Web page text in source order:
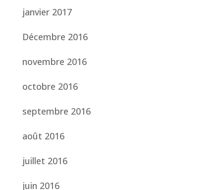
janvier 2017
Décembre 2016
novembre 2016
octobre 2016
septembre 2016
août 2016
juillet 2016
juin 2016